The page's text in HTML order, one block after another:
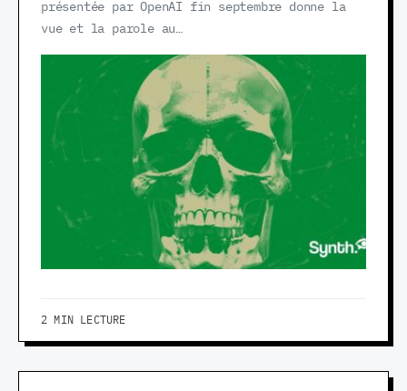
présentée par OpenAI fin septembre donne la
vue et la parole au…
2 MIN LECTURE